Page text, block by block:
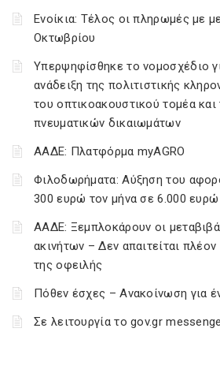
Ενοίκια: Τέλος οι πληρωμές με
Οκτωβρίου
Υπερψηφίσθηκε το νομοσχέδιο
ανάδειξη της πολιτιστικής
του οπτικοακουστικού τομέα
πνευματικών δικαιωμάτων
ΑΑΔΕ: Πλατφόρμα myAGRO
Φιλοδωρήματα: Αύξηση του
300 ευρώ τον μήνα σε 6.000
ΑΑΔΕ: Ξεμπλοκάρουν οι
ακινήτων – Δεν απαιτείται
της οφειλής
Πόθεν έσχες – Ανακοίνωση για
Σε λειτουργία το gov.gr